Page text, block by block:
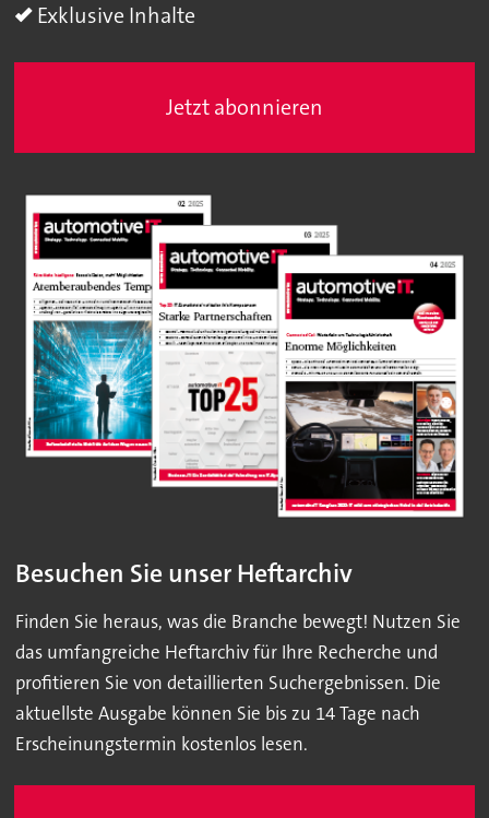
Exklusive Inhalte
Jetzt abonnieren
Besuchen Sie unser Heftarchiv
Finden Sie heraus, was die Branche bewegt! Nutzen Sie
das umfangreiche Heftarchiv für Ihre Recherche und
profitieren Sie von detaillierten Suchergebnissen. Die
aktuellste Ausgabe können Sie bis zu 14 Tage nach
Erscheinungstermin kostenlos lesen.